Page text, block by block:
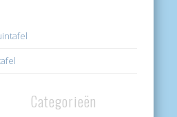
Categorieën